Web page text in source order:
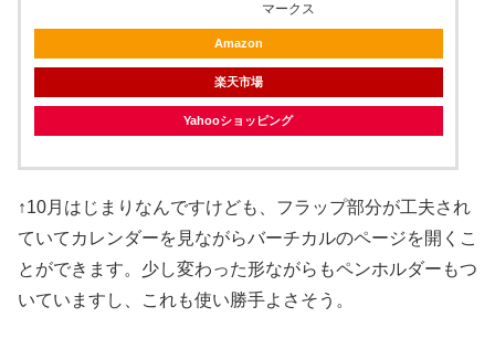
マークス
Amazon
楽天市場
Yahooショッピング
↑10月はじまりなんですけども、フラップ部分が工夫され
ていてカレンダーを見ながらバーチカルのページを開くこ
とができます。少し変わった形ながらもペンホルダーもつ
いていますし、これも使い勝手よさそう。